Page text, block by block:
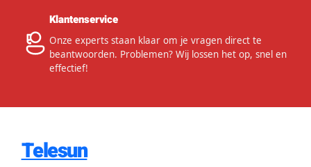
Klantenservice
Onze experts staan klaar om je vragen direct te
beantwoorden. Problemen? Wij lossen het op, snel en
effectief!
Telesun